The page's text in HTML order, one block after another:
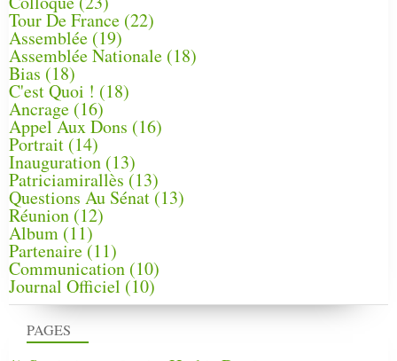
PAGES
Tour De France (22)
Assemblée (19)
Assemblée Nationale (18)
Bias (18)
C'est Quoi ! (18)
Ancrage (16)
Appel Aux Dons (16)
Portrait (14)
Inauguration (13)
Patriciamirallès (13)
Questions Au Sénat(13)
Réunion (12)
Album (11)
Partenaire(11)
Communication (10)
Journal Officiel (10)